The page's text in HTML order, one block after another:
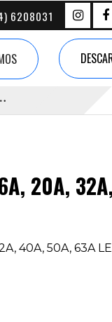
6208031
20A,
40A, 50A, 63A